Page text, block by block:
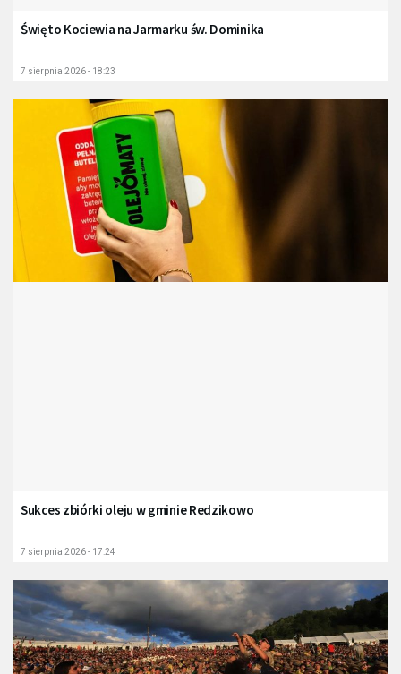
Święto Kociewia na Jarmarku św. Dominika
7 sierpnia 2026 - 18:23
Sukces zbiórki oleju w gminie Redzikowo
7 sierpnia 2026 - 17:24